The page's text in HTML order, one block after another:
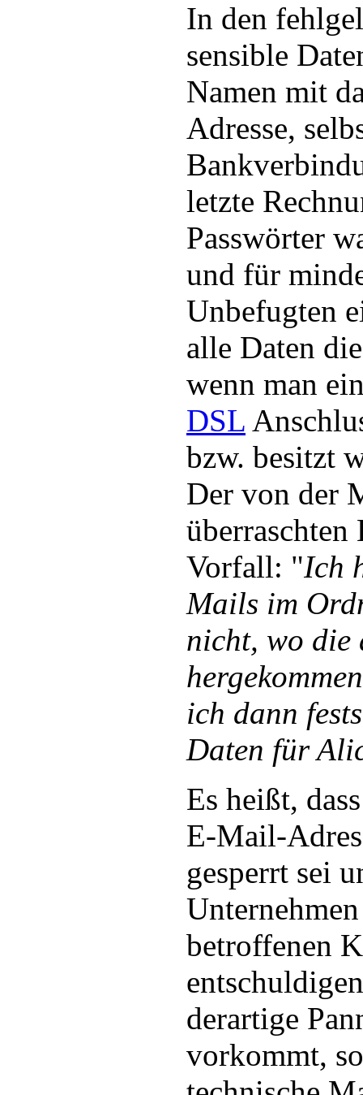
In den
sensible
Namen mit
Adresse,
letzte
Passwörter
und für
Unbefugten
alle Daten
wenn man
DSL
bzw. besitzt
Der von der
überraschten
Vorfall: "Ich
Mails im
nicht, wo die
ich dann
Daten für
Es heißt,
E-Mail-
gesperrt sei
betroffenen
derartige
vorkommt,